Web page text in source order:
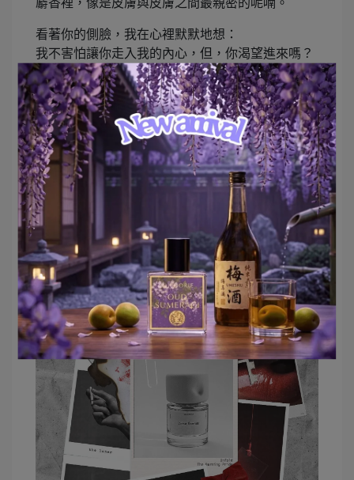
麝香裡，像是皮膚與皮膚之間最親密的呢喃。
看著你的側臉，我在心裡默默地想：
我不害怕讓你走入我的內心，但，你渴望進來嗎？
如果你也有那麼一點點心動，
下一次，換你走過來，好嗎？
我不會害怕你走進我的內心，無比溫柔與心動了。
(麝香)